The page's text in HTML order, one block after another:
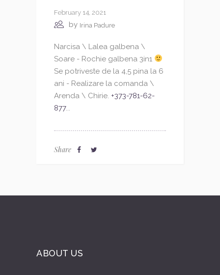
February 14, 2021
by Irina Padure
Narcisa \ Lalea galbena \
Soare - Rochie galbena 3in1
Se potriveste de la 4,5 pina la 6
ani - Realizare la comanda \
Arenda \ Chirie. +373-781-62-
877...
Share
ABOUT US